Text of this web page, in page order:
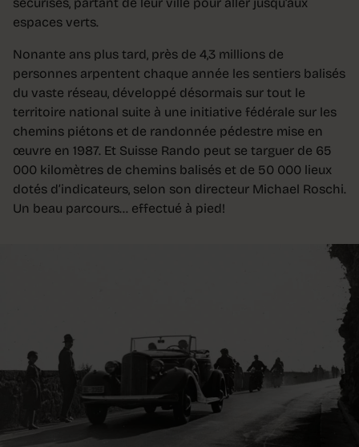
espaces verts.
Nonante ans plus tard, près de 4,3 millions de
personnes arpentent chaque année les sentiers balisés
du vaste réseau, développé désormais sur tout le
territoire national suite à une initiative fédérale sur les
chemins piétons et de randonnée pédestre mise en
œuvre en 1987. Et Suisse Rando peut se targuer de 65
000 kilomètres de chemins balisés et de 50 000 lieux
dotés d’indicateurs, selon son directeur Michael Roschi.
Un beau parcours… effectué à pied!